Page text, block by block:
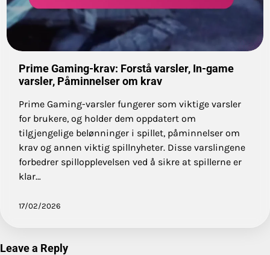
Prime Gaming-krav: Forstå varsler, In-game
varsler, Påminnelser om krav
Prime Gaming-varsler fungerer som viktige varsler
for brukere, og holder dem oppdatert om
tilgjengelige belønninger i spillet, påminnelser om
krav og annen viktig spillnyheter. Disse varslingene
forbedrer spillopplevelsen ved å sikre at spillerne er
klar…
17/02/2026
Leave a Reply